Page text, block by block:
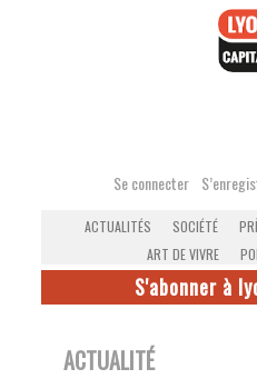
Se connecter
ACTUALITÉS SOCIÉTÉ
ART DE VIVRE
S'abonner à
ACTUALITÉ